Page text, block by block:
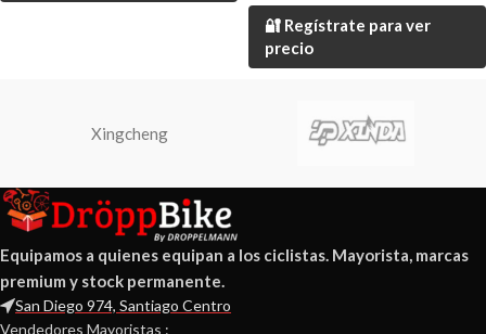
🔐 Regístrate para ver
precio
Xingcheng
Equipamos a quienes equipan a los ciclistas. Mayorista, marcas
premium y stock permanente.
San Diego 974, Santiago Centro
Vendedores Mayoristas :